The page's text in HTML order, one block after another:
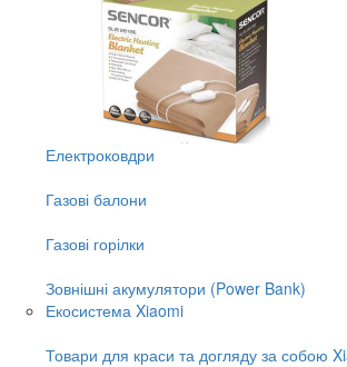
Електроковдри
Газові балони
Газові горілки
Зовнішні акумулятори (Power Bank)
Екосистема Xiaomi
Товари для краси та догляду за собою